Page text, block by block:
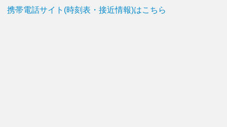
携帯電話サイト(時刻表・接近情報)はこちら